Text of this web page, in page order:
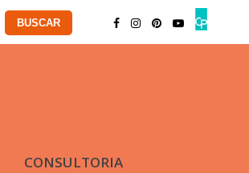
CONSULTORIA